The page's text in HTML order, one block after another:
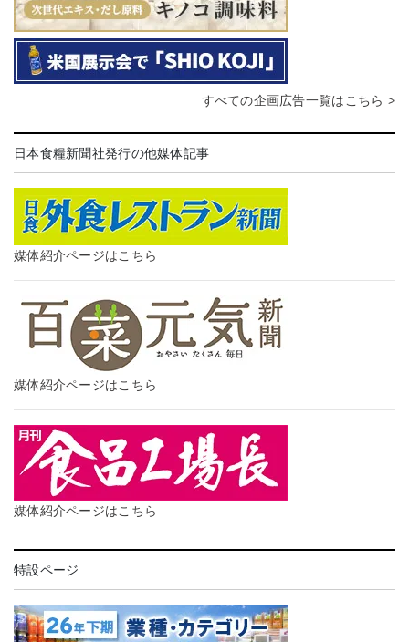
すべての企画広告一覧はこちら >
日本食糧新聞社発行の他媒体記事
媒体紹介ページはこちら
媒体紹介ページはこちら
媒体紹介ページはこちら
特設ページ